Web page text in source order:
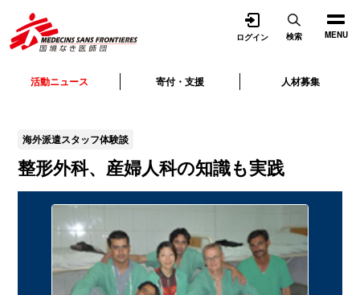
MENU
活動ニュース 寄付・支援 人材募集
ログイン 検索
海外派遣スタッフ体験談
整形外科、産婦人科の知識も実践